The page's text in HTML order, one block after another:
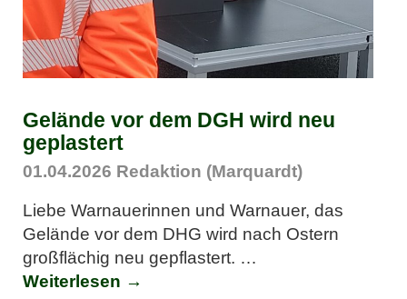
Gelände vor dem DGH wird neu
geplastert
01.04.2026 Redaktion (Marquardt)
Liebe Warnauerinnen und Warnauer, das
Gelände vor dem DHG wird nach Ostern
großflächig neu gepflastert. …
Weiterlesen →